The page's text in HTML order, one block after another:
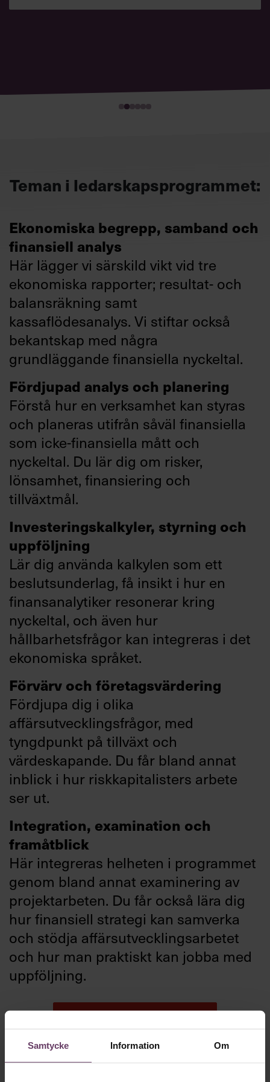
Samtycke Information Om
SE NÄSTA START
LÄS MATTIAS BERÄTTELSE
Teman i ledarskapsprogrammet:
Ekonomiska begrepp, samband och
finansiell analys
Här lägger vi särskild vikt vid tre
ekonomiska rapporter; resultat- och
balansräkning samt
kassaflödesanalys. Vi stiftar också
bekantskap med några
grundläggande finansiella nyckeltal.
Fördjupad analys och planering
Förstå hur en verksamhet kan styras
och planeras utifrån såväl finansiella
som icke-finansiella mått och
nyckeltal. Du lär dig om risker,
lönsamhet, finansiering och
tillväxtmål.
Investeringskalkyler, styrning och
uppföljning
Lär dig använda kalkylen som ett
beslutsunderlag, få insikt i hur en
finansanalytiker resonerar kring
nyckeltal, och även hur
hållbarhetsfrågor kan integreras i det
ekonomiska språket.
Förvärv och företagsvärdering
Fördjupa dig i olika
affärsutvecklingsfrågor, med
tyngdpunkt på tillväxt och
värdeskapande. Du får bland annat
inblick i hur riskkapitalisters arbete
ser ut.
Integration, examination och
framåtblick
Här integreras helheten i programmet
genom bland annat examinering av
projektarbeten. Du får också lära dig
hur finansiell strategi kan samverka
och stödja affärsutvecklingsarbetet
och hur man praktiskt kan jobba med
uppföljning.